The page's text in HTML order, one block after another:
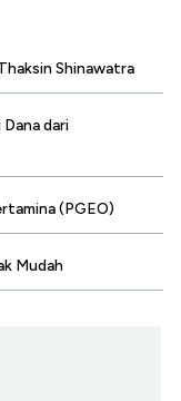
Shinawatra
dari
(PGEO)
Mudah